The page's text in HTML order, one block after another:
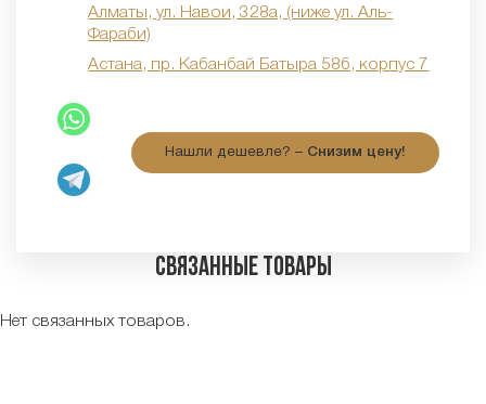
Алматы, ул. Навои, 328а, (ниже ул. Аль-
Фараби)
Астана, пр. Кабанбай Батыра 58б, корпус 7
Нашли дешевле? – Снизим цену!
Связанные товары
Нет связанных товаров.